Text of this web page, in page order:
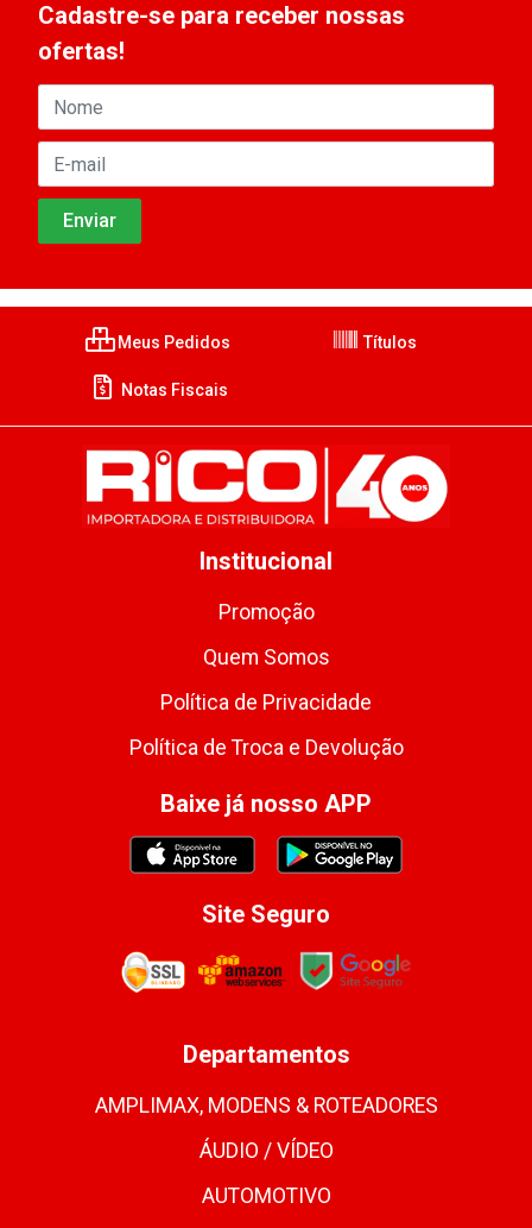
Cadastre-se para receber nossas
ofertas!
Meus Pedidos Títulos
Notas Fiscais
Institucional
Promoção
Quem Somos
Política de Privacidade
Política de Troca e Devolução
Baixe já nosso APP
Site Seguro
Departamentos
AMPLIMAX, MODENS & ROTEADORES
ÁUDIO / VÍDEO
AUTOMOTIVO